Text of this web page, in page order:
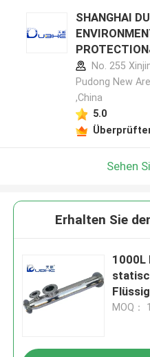
SHANGHAI
Y CO.,LTD
No. 255
Pudong New
,China
5.0
Sehen
Erhalten Sie
1000L
MOQ： 1